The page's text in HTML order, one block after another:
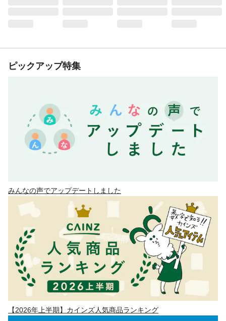
ピックアップ特集
みんなの声でアップデートしました
【2026年上半期】カインズ人気商品ランキング